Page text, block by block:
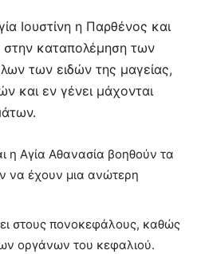
Ιουστίνη η Παρθένος και
καταπολέμηση των
των ειδών της μαγείας,
και εν γένει μάχονται
η Αγία Αθανασία βοηθούν τα
να έχουν μια ανώτερη
στους πονοκεφάλους, καθώς
οργάνων του κεφαλιού.